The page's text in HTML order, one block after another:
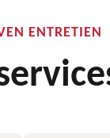
ENTRETIEN